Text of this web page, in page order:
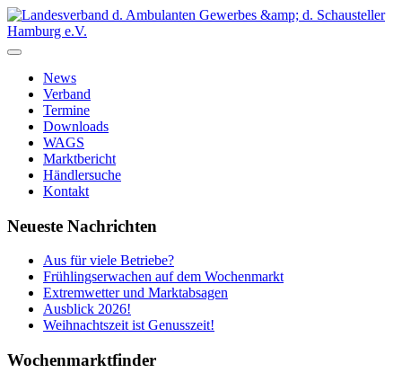
News
Verband
Termine
Downloads
WAGS
Marktbericht
Händlersuche
Kontakt
Neueste Nachrichten
Aus für viele Betriebe?
Frühlingserwachen auf dem Wochenmarkt
Extremwetter und Marktabsagen
Ausblick 2026!
Weihnachtszeit ist Genusszeit!
Wochenmarktfinder